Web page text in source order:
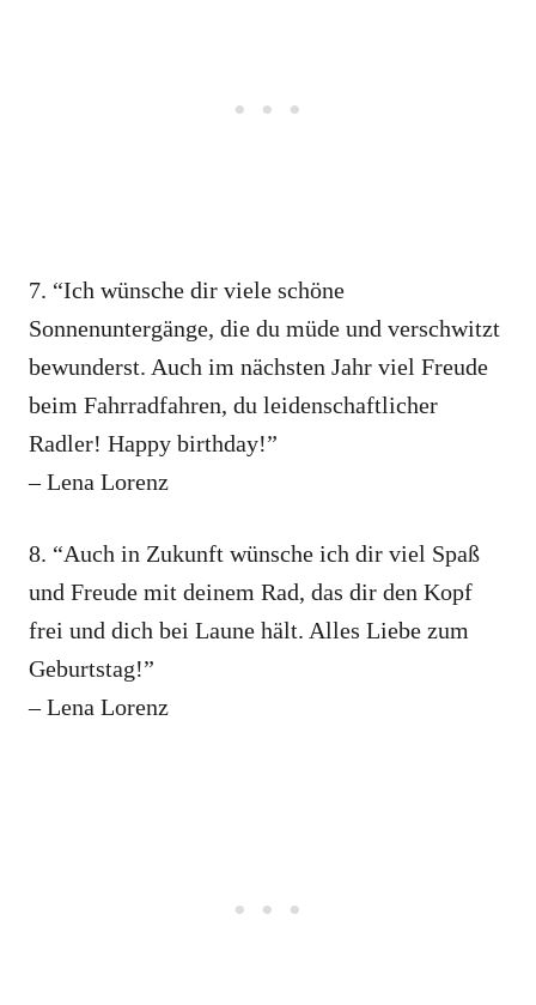
7. “Ich wünsche dir viele schöne
Sonnenuntergänge, die du müde und verschwitzt
bewunderst. Auch im nächsten Jahr viel Freude
beim Fahrradfahren, du leidenschaftlicher
Radler! Happy birthday!”
– Lena Lorenz
8. “Auch in Zukunft wünsche ich dir viel Spaß
und Freude mit deinem Rad, das dir den Kopf
frei und dich bei Laune hält. Alles Liebe zum
Geburtstag!”
– Lena Lorenz